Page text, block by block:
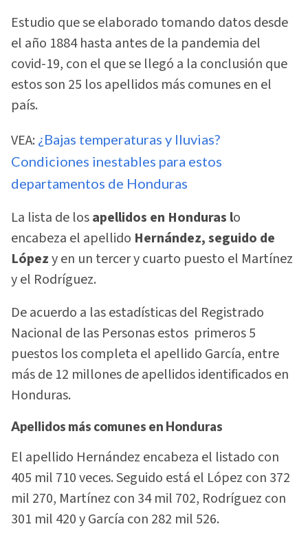
Estudio que se elaborado tomando datos desde
el año 1884 hasta antes de la pandemia del
covid-19, con el que se llegó a la conclusión que
estos son 25 los apellidos más comunes en el
país.
VEA: ¿Bajas temperaturas y lluvias?
Condiciones inestables para estos
departamentos de Honduras
La lista de losapellidos en Honduras lo
encabeza el apellido Hernández, seguido de
Lópezy en un tercer y cuarto puesto el Martínez
y el Rodríguez.
De acuerdo a las estadísticas del Registrado
Nacional de las Personas estos primeros 5
puestos los completa el apellido García, entre
más de 12 millones de apellidos identificados en
Honduras.
Apellidos más comunes en Honduras
El apellido Hernández encabeza el listado con
405 mil 710 veces. Seguido está el López con 372
mil 270, Martínez con 34 mil 702, Rodríguez con
301 mil 420 y García con 282 mil 526.